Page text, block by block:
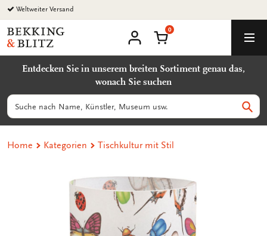
Zurück
zum
Inhalt
Bekking
&
Uitgevers
Warenkorb
0
Entdecken Sie in unserem breiten Sortiment genau das,
wonach Sie suchen
Suchen
Home Kategorien Tischkultur mit Stil